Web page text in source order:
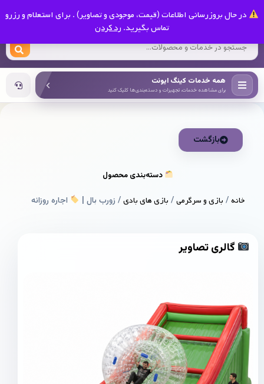
در حال بروزرسانی اطلاعات (قیمت، موجودی و تصاویر) . برای استعلام و رزرو
تماس بگیرید. رد کردن
کینگ ایونت
همه خدمات کینگ ایونت
برای مشاهده خدمات، تجهیزات و دسته‌بندی‌ها کلیک کنید
بازگشت
دسته‌بندی محصول
خانه/ بازی و سرگرمی/ بازی های بادی/ زورب بال | اجاره روزانه
گالری تصاویر